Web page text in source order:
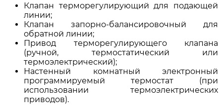
Клапан терморегулирующий для подающей
линии;
Клапан запорно-балансировочный для
обратной линии;
Привод терморегулирующего клапана
(ручной, термостатический или
термоэлектрический);
Настенный комнатный электронный
программируемый термостат (при
использовании термоэлектрических
приводов).